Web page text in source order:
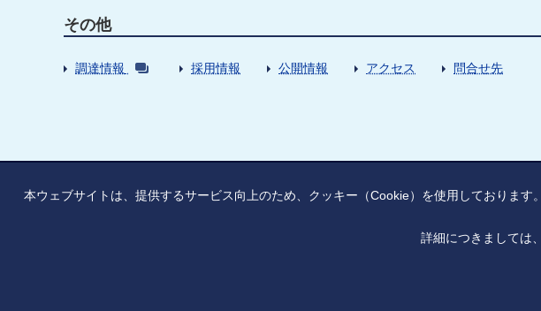
その他
調達情報 採用情報 公開情報 アクセス 問合せ先
法人番号：
ソーシャル・ネットワ
本ウェブサイトは、提供するサービス向上のため、クッキー（Cookie）を使用しておりま
詳細につきましては、